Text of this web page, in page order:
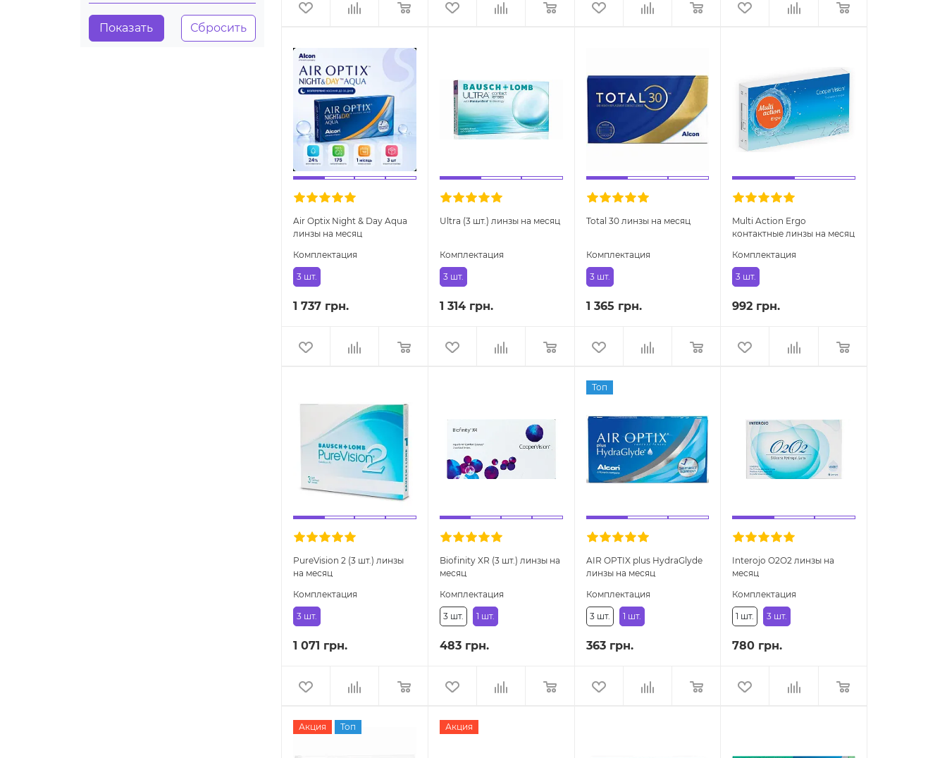
Air Optix Night & Day Aqua
линзы на месяц
Комплектация
3 шт.
1 737 грн.
Ultra (3 шт.) линзы на месяц
Комплектация
3 шт.
1 314 грн.
Total 30 линзы на месяц
Комплектация
3 шт.
1 365 грн.
Multi Action Ergo
контактные линзы на месяц
Комплектация
3 шт.
992 грн.
PureVision 2 (3 шт.) линзы
на месяц
Комплектация
3 шт.
1 071 грн.
Biofinity XR (3 шт.) линзы на
месяц
Комплектация
3 шт. 1 шт.
483 грн.
Топ
AIR OPTIX plus HydraGlyde
линзы на месяц
Комплектация
3 шт. 1 шт.
363 грн.
Interojo O2O2 линзы на
месяц
Комплектация
1 шт. 3 шт.
780 грн.
Акция Топ Акция